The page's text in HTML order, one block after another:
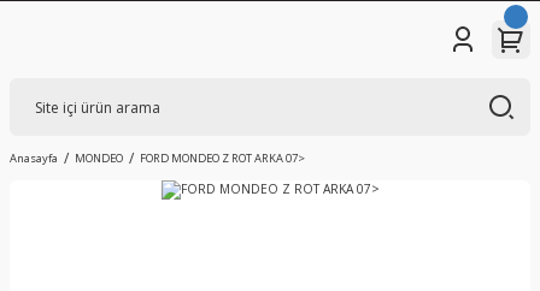
Anasayfa MONDEO FORD MONDEO Z ROT ARKA 07>